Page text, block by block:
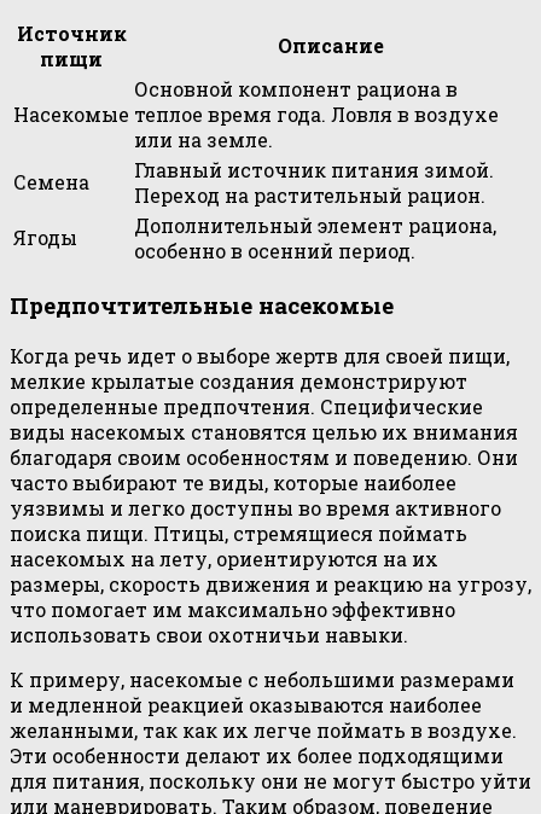
Источник
пищи
Описание
Насекомые
Основной компонент рациона в
теплое время года. Ловля в воздухе
или на земле.
Семена
Главный источник питания зимой.
Переход на растительный рацион.
Ягоды
Дополнительный элемент рациона,
особенно в осенний период.
Предпочтительные насекомые
Когда речь идет о выборе жертв для своей пищи,
мелкие крылатые создания демонстрируют
определенные предпочтения. Специфические
виды насекомых становятся целью их внимания
благодаря своим особенностям и поведению. Они
часто выбирают те виды, которые наиболее
уязвимы и легко доступны во время активного
поиска пищи. Птицы, стремящиеся поймать
насекомых на лету, ориентируются на их
размеры, скорость движения и реакцию на угрозу,
что помогает им максимально эффективно
использовать свои охотничьи навыки.
К примеру, насекомые с небольшими размерами
и медленной реакцией оказываются наиболее
желанными, так как их легче поймать в воздухе.
Эти особенности делают их более подходящими
для питания, поскольку они не могут быстро уйти
или маневрировать. Таким образом, поведение